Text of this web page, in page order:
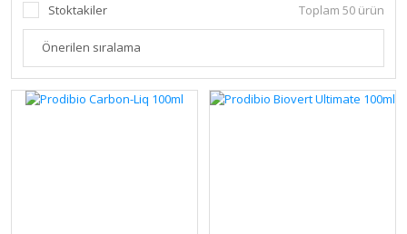
Stoktakiler Toplam 50 ürün